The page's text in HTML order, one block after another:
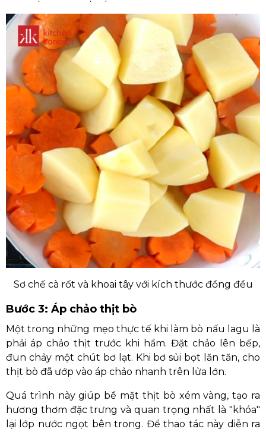
Sơ chế cà rốt và khoai tây với kích thước đồng đều
Bước 3: Áp chảo thịt bò
Một trong những mẹo thực tế khi làm bò nấu lagu là
phải áp chảo thịt trước khi hầm. Đặt chảo lên bếp,
đun chảy một chút bơ lạt. Khi bơ sủi bọt lăn tăn, cho
thịt bò đã ướp vào áp chảo nhanh trên lửa lớn.
Quá trình này giúp bề mặt thịt bò xém vàng, tạo ra
hương thơm đặc trưng và quan trọng nhất là "khóa"
lại lớp nước ngọt bên trong. Để thao tác này diễn ra